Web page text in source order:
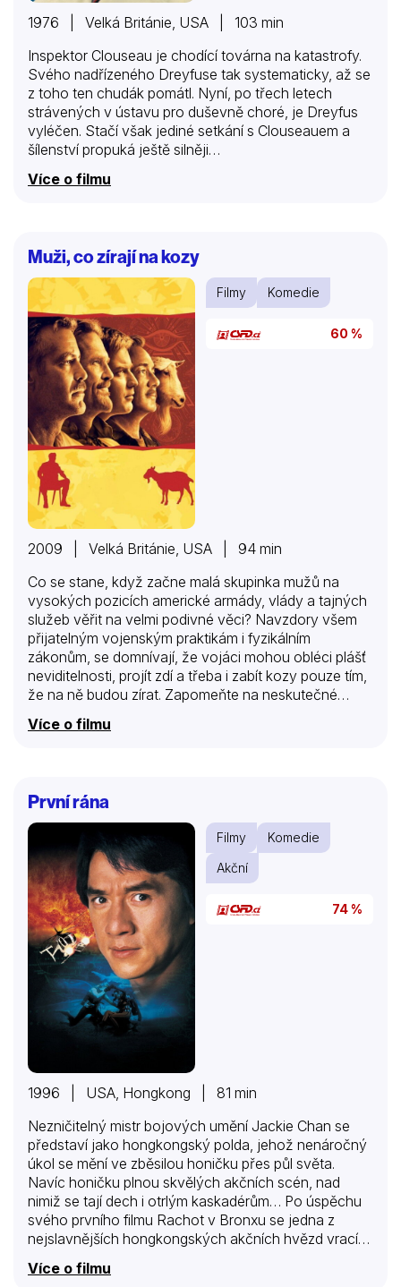
1976 | Velká Británie, USA | 103 min
Inspektor Clouseau je chodící továrna na katastrofy.
Svého nadřízeného Dreyfuse tak systematicky, až se
z toho ten chudák pomátl. Nyní, po třech letech
strávených v ústavu pro duševně choré, je Dreyfus
vyléčen. Stačí však jediné setkání s Clouseauem a
šílenství propuká ještě silněji…
Více o filmu
Muži, co zírají na kozy
Filmy Komedie
60 %
2009 | Velká Británie, USA | 94 min
Co se stane, když začne malá skupinka mužů na
vysokých pozicích americké armády, vlády a tajných
služeb věřit na velmi podivné věci? Navzdory všem
přijatelným vojenským praktikám i fyzikálním
zákonům, se domnívají, že vojáci mohou obléci plášť
neviditelnosti, projít zdí a třeba i zabít kozy pouze tím,
že na ně budou zírat. Zapomeňte na neskutečné
podivnější.
Více o filmu
První rána
Filmy
Komedie
Akční
74 %
1996 | USA, Hongkong | 81 min
Nezničitelný mistr bojových umění Jackie Chan se
představí jako hongkongský polda, jehož nenáročný
úkol se mění ve zběsilou honičku přes půl světa.
Navíc honičku plnou skvělých akčních scén, nad
nimiž se tají dech i otrlým kaskadérům… Po úspěchu
svého prvního filmu Rachot v Bronxu se jedna z
nejslavnějších hongkongských akčních hvězd vrací
do Hollywoodu ve vrcholné formě.
Více o filmu